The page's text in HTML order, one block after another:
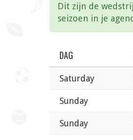
Dit zijn de
seizoen in je
DAG
Saturday
Sunday
Sunday